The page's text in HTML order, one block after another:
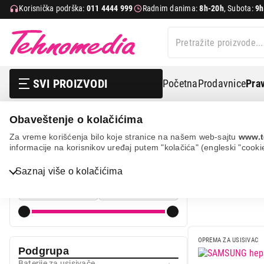
Obaveštenje o kolačićima
Za vreme korišćenja bilo koje stranice na našem web-sajtu
informacije na korisnikov uređaj putem "kolačića" (engleski
Saznaj više o kolačićima
Korisnička podrška: 011 4444 999 Radnim danima:8h-20h, Subota:
SVI PROIZVODI PočetnaProdavnice
Bela tehnika
TV, audio, video i foto
Mali kućni aparati Usisivači
Cena od Cena do
Podgrupa
OPREMA
OPREMA ZA USISIVAC